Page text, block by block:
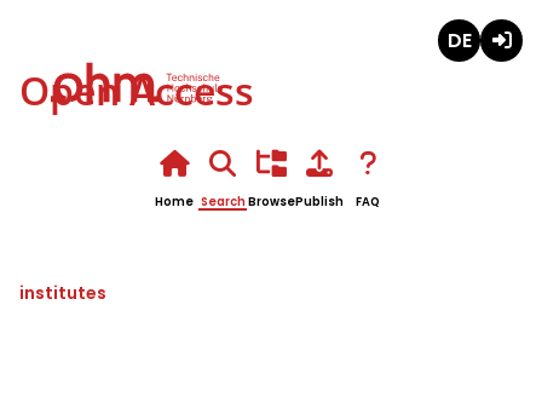
Open Access
Home Search BrowsePublish FAQ
institutes